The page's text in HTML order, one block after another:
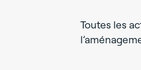
Toutes les